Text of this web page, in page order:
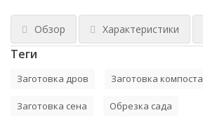
Обзор Характеристики
Теги
Заготовка дров Заготовка компоста
Заготовка сена Обрезка сада